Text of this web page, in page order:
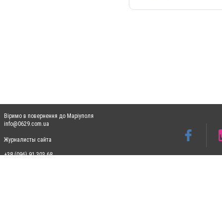
Віримо в повернення до Маріуполя
info@0629.com.ua
Журналисты сайта
+38 (096) 91 303 68